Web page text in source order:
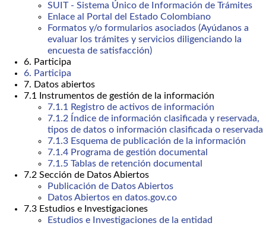
SUIT - Sistema Único de Información de Trámites
Enlace al Portal del Estado Colombiano
Formatos y/o formularios asociados (Ayúdanos a
evaluar los trámites y servicios diligenciando la
encuesta de satisfacción)
6. Participa
6. Participa
7. Datos abiertos
7.1 Instrumentos de gestión de la información
7.1.1 Registro de activos de información
7.1.2 Índice de información clasificada y reservada,
tipos de datos o información clasificada o reservada
7.1.3 Esquema de publicación de la información
7.1.4 Programa de gestión documental
7.1.5 Tablas de retención documental
7.2 Sección de Datos Abiertos
Publicación de Datos Abiertos
Datos Abiertos en datos.gov.co
7.3 Estudios e Investigaciones
Estudios e Investigaciones de la entidad